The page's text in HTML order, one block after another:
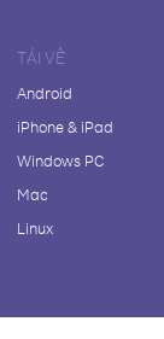
TẢI VỀ
Android
iPhone & iPad
Windows PC
Mac
Linux